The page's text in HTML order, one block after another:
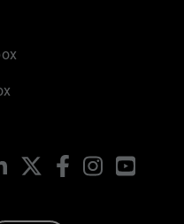
LinkedIn FacebookInstagram